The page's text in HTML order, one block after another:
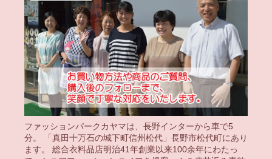
ファッションパークカヤマは、長野インターから車で5
分。 「真田十万石の城下町信州松代」長野市松代町にあり
ます。 総合衣料品店明治41年創業以来100余年にわたっ